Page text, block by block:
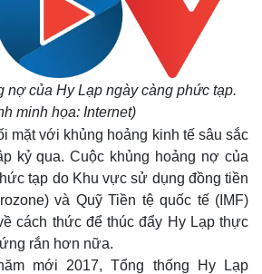
nợ của Hy Lạp ngày càng phức tạp.
minh họa: Internet)
mặt với khủng hoảng kinh tế sâu sắc
kỷ qua. Cuộc khủng hoảng nợ của
tạp do Khu vực sử dụng đồng tiền
và Quỹ Tiền tệ quốc tế (IMF)
cách thức để thúc đẩy Hy Lạp thực
rắn hơn nữa.
mới 2017, Tổng thống Hy Lạp